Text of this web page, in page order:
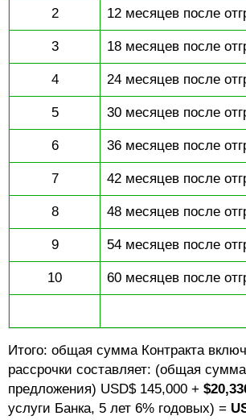
2 12 месяцев после
3 18 месяцев после
4 24 месяцев после
5 30 месяцев после
6 36 месяцев после
7 42 месяцев после
8 48 месяцев после
9 54 месяцев после
10 60 месяцев после
Итого: общая сумма Контракта
рассрочки составляет: (общая
предложения) USD$ 145,000 +
услуги Банка, 5 лет 6% годовых) =